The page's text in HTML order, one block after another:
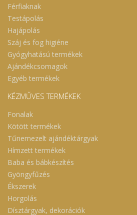
Férfiaknak
Testápolás
Hajápolás
Száj és fog higiéne
Gyógyhatású termékek
Ajándékcsomagok
Egyéb termékek
KÉZMŰVES TERMÉKEK
Fonalak
Kötött termékek
Tűnemezelt ajándéktárgyak
Hímzett termékek
Baba és bábkészítés
Gyöngyfűzés
Ékszerek
Horgolás
Dísztárgyak, dekorációk